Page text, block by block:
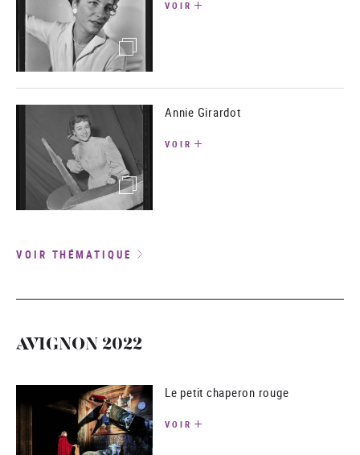
(image)
VOIR
(image)
Annie Girardot
VOIR
VOIR THÉMATIQUE
AVIGNON 2022
Le petit chaperon rouge
VOIR